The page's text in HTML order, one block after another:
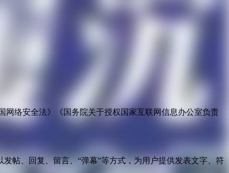
络安全法》《国务院关于授权国家互联网信息办公室负责
帖、回复、留言、“弹幕”等方式，为用户提供发表文字、符